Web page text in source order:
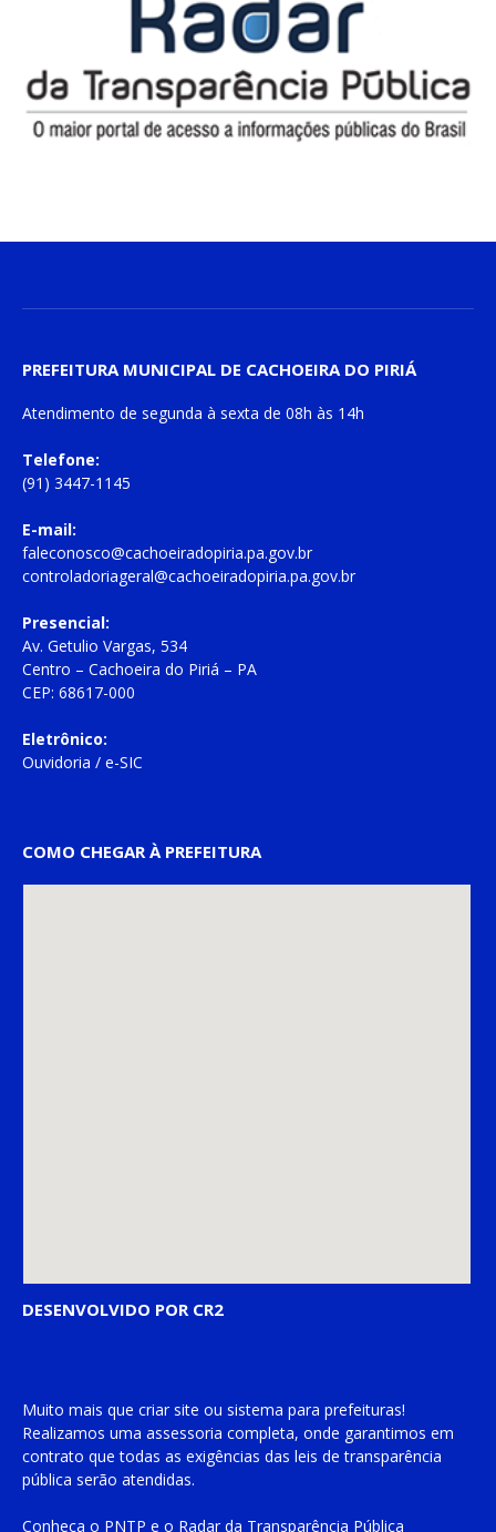
PREFEITURA MUNICIPAL DE CACHOEIRA DO PIRIÁ
Atendimento de segunda à sexta de 08h às 14h
Telefone:
(91) 3447-1145
E-mail:
faleconosco@cachoeiradopiria.pa.gov.br
controladoriageral@cachoeiradopiria.pa.gov.br
Presencial:
Av. Getulio Vargas, 534
Centro – Cachoeira do Piriá – PA
CEP: 68617-000
Eletrônico:
Ouvidoria / e-SIC
COMO CHEGAR À PREFEITURA
DESENVOLVIDO POR CR2
Muito mais que criar site ou sistema para prefeituras!
Realizamos uma assessoria completa, onde garantimos em
contrato que todas as exigências das leis de transparência
pública serão atendidas.
Conheça o PNTP e o Radar da Transparência Pública